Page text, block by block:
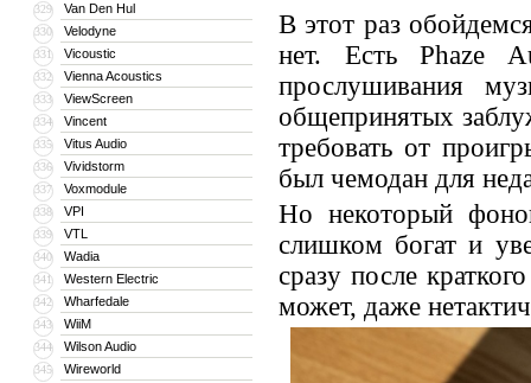
329 Van Den Hul
330 Velodyne
331 Vicoustic
332 Vienna Acoustics
333 ViewScreen
334 Vincent
335 Vitus Audio
336 Vividstorm
337 Voxmodule
338 VPI
339 VTL
340 Wadia
341 Western Electric
342 Wharfedale
343 WiiM
344 Wilson Audio
345 Wireworld
В этот раз
нет. Есть Phaze
прослушивания
общепринятых
требовать от
был чемодан для
Но некоторый
слишком богат и
сразу после
может, даже